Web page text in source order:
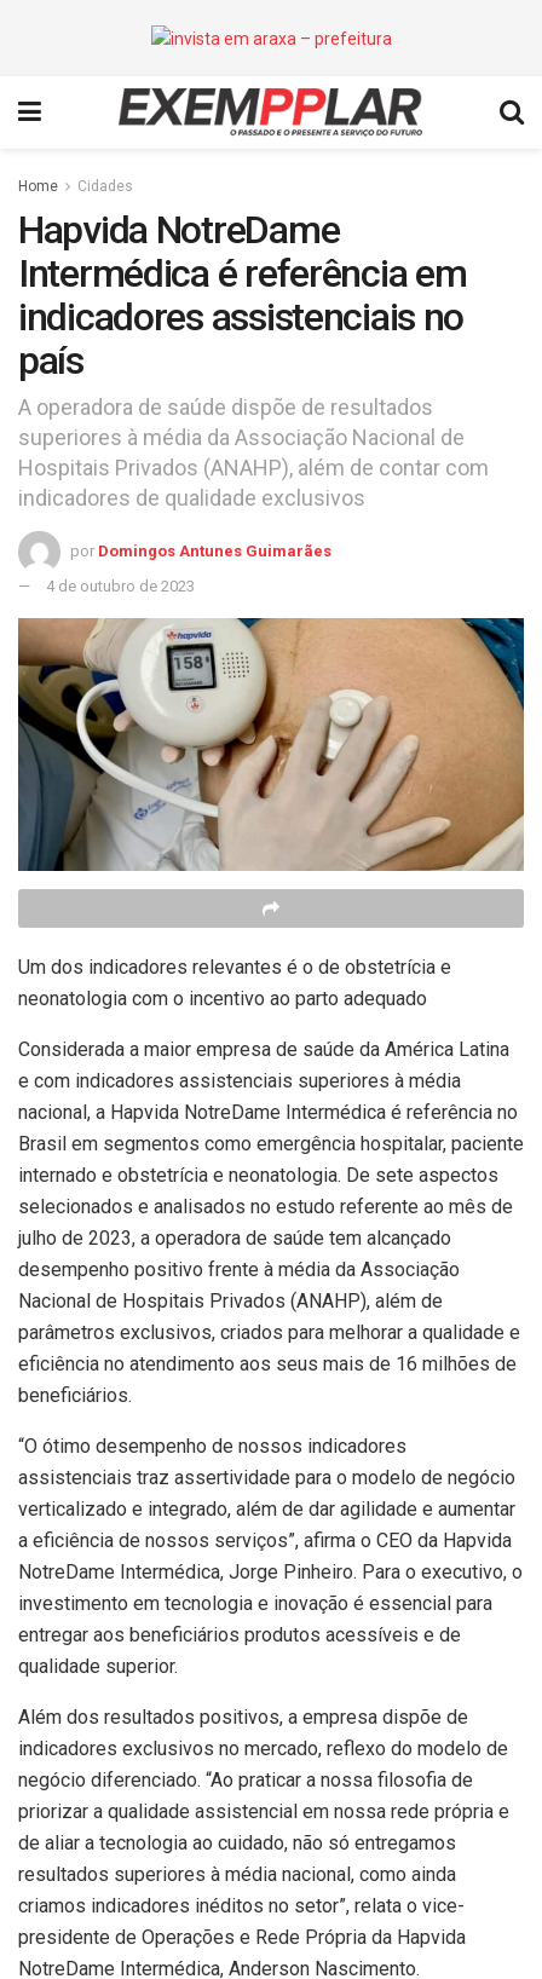
Home Cidades
Hapvida NotreDame
Intermédica é referência em
indicadores assistenciais no
país
A operadora de saúde dispõe de resultados
superiores à média da Associação Nacional de
Hospitais Privados (ANAHP), além de contar com
indicadores de qualidade exclusivos
por Domingos Antunes Guimarães
4 de outubro de 2023
Um dos indicadores relevantes é o de obstetrícia e
neonatologia com o incentivo ao parto adequado
Considerada a maior empresa de saúde da América Latina
e com indicadores assistenciais superiores à média
nacional, a Hapvida NotreDame Intermédica é referência no
Brasil em segmentos como emergência hospitalar, paciente
internado e obstetrícia e neonatologia. De sete aspectos
selecionados e analisados no estudo referente ao mês de
julho de 2023, a operadora de saúde tem alcançado
desempenho positivo frente à média da Associação
Nacional de Hospitais Privados (ANAHP), além de
parâmetros exclusivos, criados para melhorar a qualidade e
eficiência no atendimento aos seus mais de 16 milhões de
beneficiários.
“O ótimo desempenho de nossos indicadores
assistenciais traz assertividade para o modelo de negócio
verticalizado e integrado, além de dar agilidade e aumentar
a eficiência de nossos serviços”, afirma o CEO da Hapvida
NotreDame Intermédica, Jorge Pinheiro. Para o executivo, o
investimento em tecnologia e inovação é essencial para
entregar aos beneficiários produtos acessíveis e de
qualidade superior.
Além dos resultados positivos, a empresa dispõe de
indicadores exclusivos no mercado, reflexo do modelo de
negócio diferenciado. “Ao praticar a nossa filosofia de
priorizar a qualidade assistencial em nossa rede própria e
de aliar a tecnologia ao cuidado, não só entregamos
resultados superiores à média nacional, como ainda
criamos indicadores inéditos no setor”, relata o vice-
presidente de Operações e Rede Própria da Hapvida
NotreDame Intermédica, Anderson Nascimento.